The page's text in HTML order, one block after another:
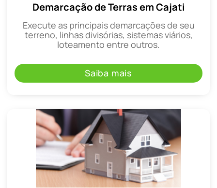
Demarcação de Terras em Cajati
Execute as principais demarcações de seu
terreno, linhas divisórias, sistemas viários,
loteamento entre outros.
Saiba mais